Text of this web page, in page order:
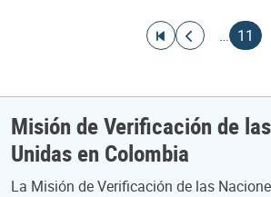
Ir a la primera página
Ir a la página anterior
…
Página11
Misión de Verificación de
Unidas en Colombia
La Misión de Verificación de las